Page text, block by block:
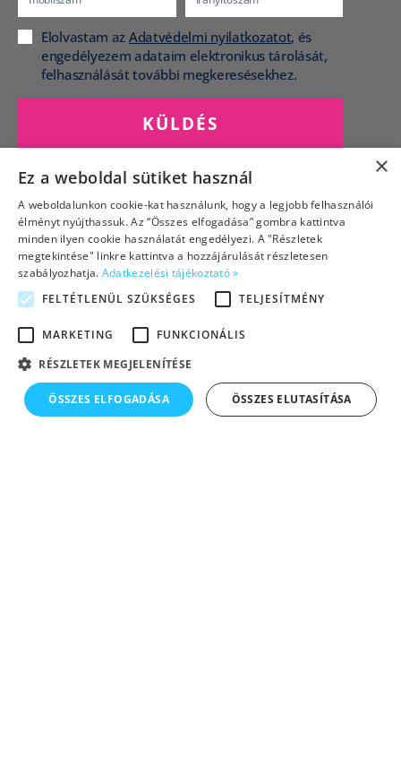
Elolvastam az Adatvédelmi nyilatkozatot, és
engedélyezem adataim elektronikus tárolását,
felhasználását további megkeresésekhez.
KÜLDÉS